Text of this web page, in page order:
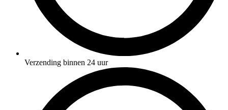
Verzending binnen 24 uur